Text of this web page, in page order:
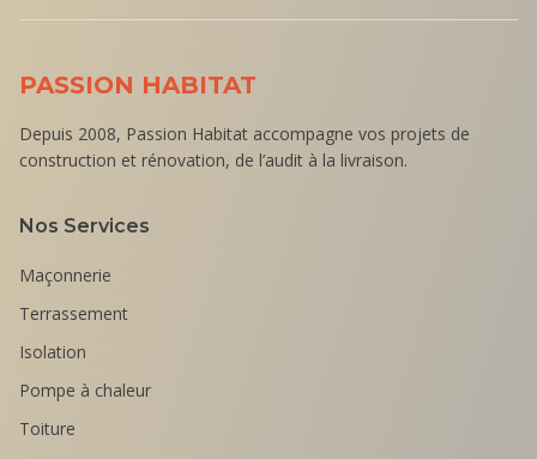
PASSION HABITAT
Depuis 2008, Passion Habitat accompagne vos projets de
construction et rénovation, de l’audit à la livraison.
Nos Services
Maçonnerie
Terrassement
Isolation
Pompe à chaleur
Toiture